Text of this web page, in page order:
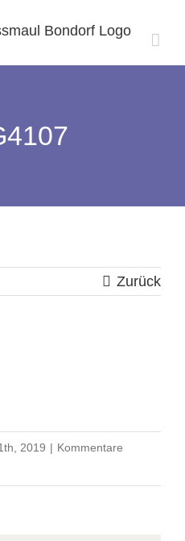
Zurück
2019 | Kommentare